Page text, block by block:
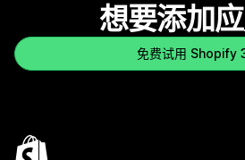
想要添加应
免费试用 Shopify